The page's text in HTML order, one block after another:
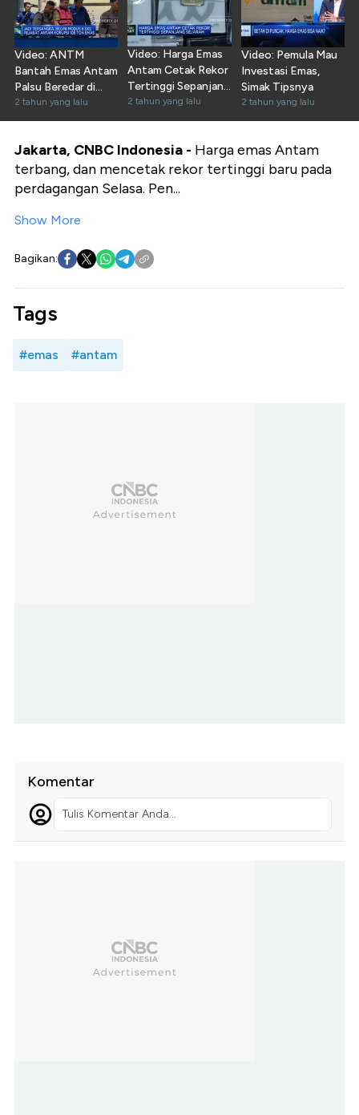
Video: ANTM
Bantah Emas Antam
Palsu Beredar di
Masyarakat
2 tahun yang lalu
Video: Harga Emas
Antam Cetak Rekor
Tertinggi Sepanjang
Sejarah
2 tahun yang lalu
Video: Pemula Mau
Investasi Emas,
Simak Tipsnya
2 tahun yang lalu
Jakarta, CNBC Indonesia - Harga emas Antam
terbang, dan mencetak rekor tertinggi baru pada
perdagangan Selasa. Pen...
Show More
Bagikan:
Tags
#emas #antam
Komentar
Tulis Komentar Anda...